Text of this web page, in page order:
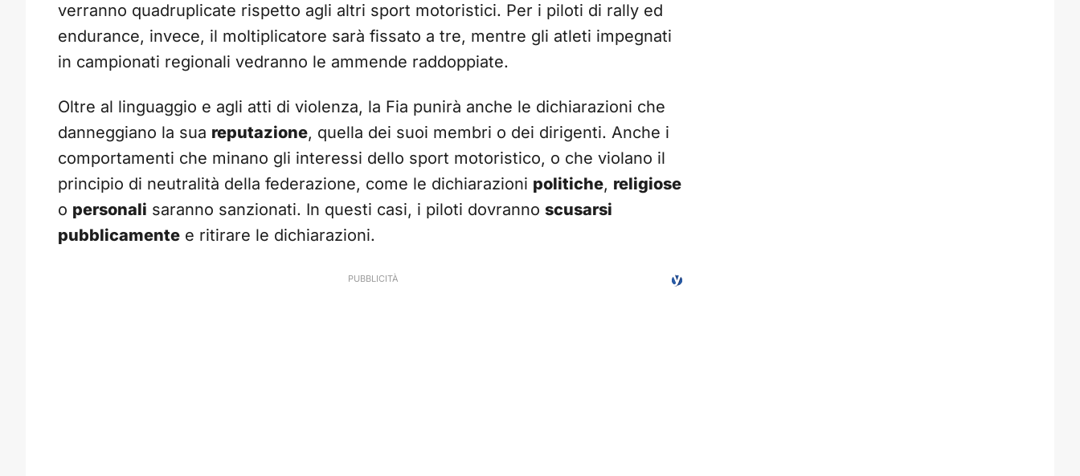
verranno quadruplicate rispetto agli altri sport motoristici. Per i piloti di rally ed
endurance, invece, il moltiplicatore sarà fissato a tre, mentre gli atleti impegnati
in campionati regionali vedranno le ammende raddoppiate.
Oltre al linguaggio e agli atti di violenza, la Fia punirà anche le dichiarazioni che
danneggiano la sua reputazione, quella dei suoi membri o dei dirigenti. Anche i
comportamenti che minano gli interessi dello sport motoristico, o che violano il
principio di neutralità della federazione, come le dichiarazioni politiche, religiose
o personali saranno sanzionati. In questi casi, i piloti dovranno scusarsi
pubblicamente e ritirare le dichiarazioni.